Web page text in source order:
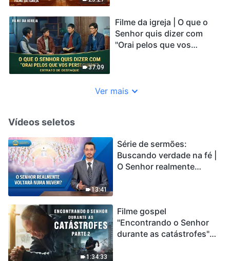
37:09
Filme da igreja | O que o
Senhor quis dizer com
"Orai pelos que vos
Ver mais
Vídeos seletos
13:41
Série de sermões:
Buscando verdade na fé |
O Senhor realmente
1:34:33
Filme gospel
"Encontrando o Senhor
durante as catástrofes"